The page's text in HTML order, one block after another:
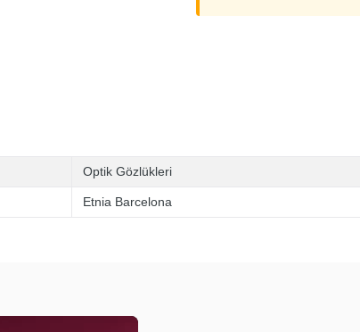
Optik Gözlükleri
Etnia Barcelona